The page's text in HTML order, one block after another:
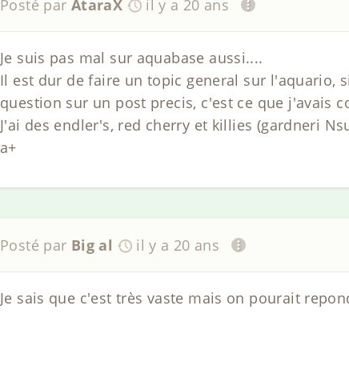
Posté par AtaraX il y a 20 ans
Je suis pas mal sur aquabase aussi....
Il est dur de faire un topic general sur l'aquario,
question sur un post precis, c'est ce que j'avais
J'ai des endler's, red cherry et killies (gardneri
a+
Posté par Big al il y a 20 ans
Je sais que c'est très vaste mais on pourait